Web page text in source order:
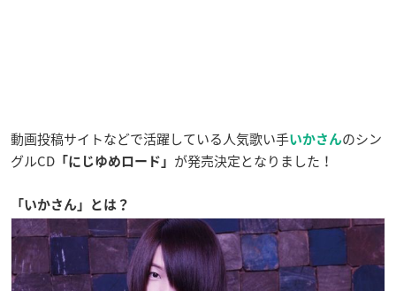
動画投稿サイトなどで活躍している人気歌い手いかさんのシン
グルCD 「にじゆめロード」 が発売決定となりました！
「いかさん」とは？